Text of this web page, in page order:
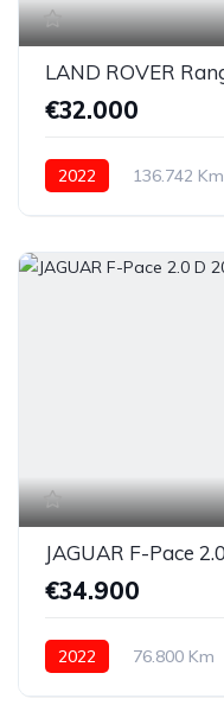
€32.000
2022 136.742 Km
€34.900
2022 76.800 Km